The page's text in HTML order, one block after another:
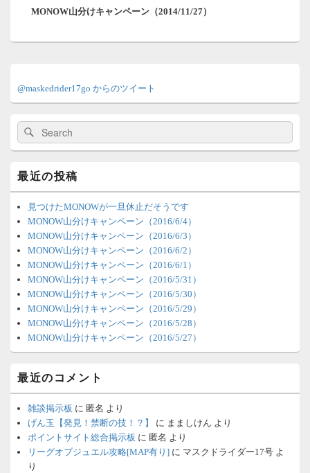
シ
の
MONOW山分けキャンペーン（2014/11/27）
ン
サ
バ
ィ
ジ
ェ
ッ
ア
@maskedrider17go からのツイート
検
索:
検
索
最近の投稿
見つけたMONOWが一旦休止だそうです
MONOW山分けキャンペーン（2016/6/4）
MONOW山分けキャンペーン（2016/6/3）
MONOW山分けキャンペーン（2016/6/2）
MONOW山分けキャンペーン（2016/6/1）
MONOW山分けキャンペーン（2016/5/31）
MONOW山分けキャンペーン（2016/5/30）
MONOW山分けキャンペーン（2016/5/29）
MONOW山分けキャンペーン（2016/5/28）
MONOW山分けキャンペーン（2016/5/27）
最近のコメント
雑談掲示板 に 匿名 より
げん玉【発見！禁断の技！？】
に まましけん より
ポイントサイト総合掲示板 に 匿名 より
リーグオブジュエル攻略[MAP有り] に マスクドライダー17号 よ
り